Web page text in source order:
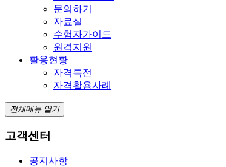
문의하기
자료실
수험자가이드
원격지원
활용현황
자격특전
자격활용사례
전체메뉴 열기
고객센터
공지사항